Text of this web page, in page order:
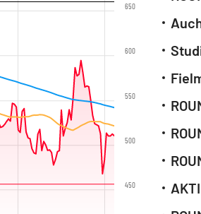
450
500
550
600
650